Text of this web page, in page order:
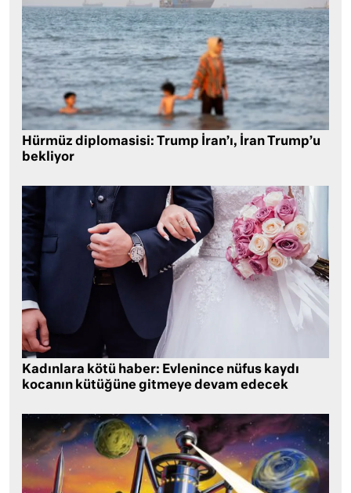
Hürmüz diplomasisi: Trump İran’ı, İran Trump’u
bekliyor
Kadınlara kötü haber: Evlenince nüfus kaydı
kocanın kütüğüne gitmeye devam edecek